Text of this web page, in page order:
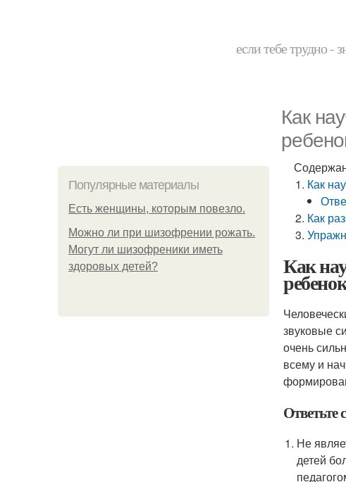
если тебе трудно -
Как
Популярные материалы
Есть женщины, которым повезло.
Можно ли при шизофрении рожать.
Могут ли шизофреники иметь
здоровых детей?
Как
Как
Как
звуковые
очень
всему и
Ответьте
Не
детей